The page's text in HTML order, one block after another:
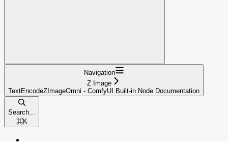
Navigation
Z Image
TextEncodeZImageOmni - ComfyUI Built-in Node Documentation
Search...
⌘K